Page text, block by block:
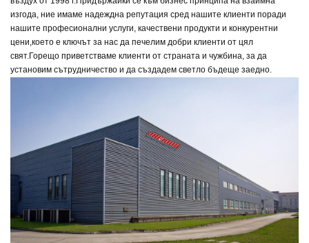
изгода, ние имаме надеждна репутация сред нашите клиенти поради
нашите професионални услуги, качествени продукти и конкурентни
цени,което е ключът за нас да печелим добри клиенти от цял
свят.Горещо приветстваме клиенти от страната и чужбина, за да
установим сътрудничество и да създадем светло бъдеще заедно.